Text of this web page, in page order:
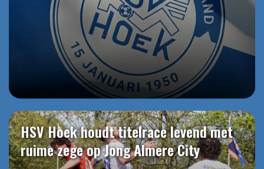
HSV Hoek houdt titelrace levend met
ruime zege op Jong Almere City